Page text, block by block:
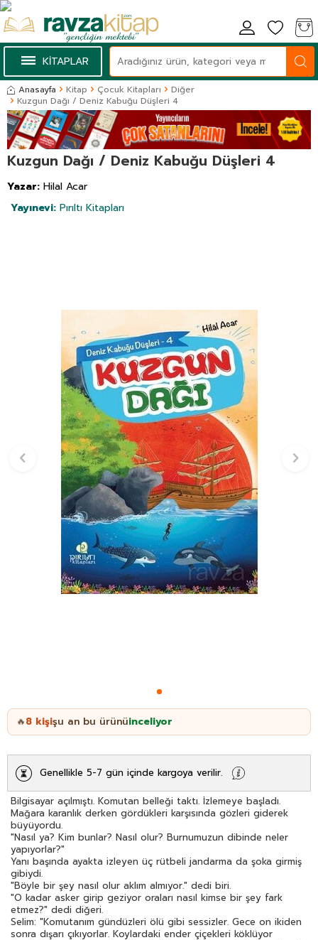
KİTAPLAR
Anasayfa Kitap Çocuk Kitapları
Diğer
Kuzgun Dağı / Deniz Kabuğu Düşleri 4
Kuzgun Dağı / Deniz Kabuğu Düşleri 4
Yazar: Hilal Acar
Yayınevi: Pırıltı Kitapları
🔥8 kişişu an bu ürünüinceliyor
Genellikle 5-7 gün içinde kargoya verilir.
Bilgisayar açılmıştı. Komutan belleği taktı. İzlemeye başladı.
Mağara karanlık derken gördükleri karşısında gözleri giderek
büyüyordu.
"Nasıl ya? Kim bunlar? Nasıl olur? Burnumuzun dibinde neler
yapıyorlar?"
Yanı başında ayakta izleyen üç rütbeli jandarma da şoka girmiş
gibiydi.
"Böyle bir şey nasıl olur aklım almıyor." dedi biri.
"O kadar asker girip geziyor oraları nasıl kimse bir şey fark
etmez?" dedi diğeri.
Selim: "Komutanım gündüzleri ölü gibi sessizler. Gece on ikiden
sonra dışarı çıkıyorlar. Koylardaki ender çiçekleri köklüyor